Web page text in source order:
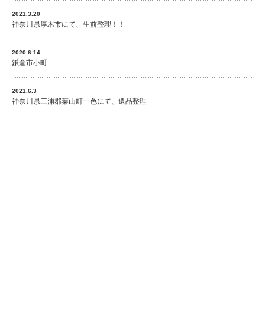
2021.3.20
神奈川県厚木市にて、生前整理！！
2020.6.14
鎌倉市小町
2021.6.3
神奈川県三浦郡葉山町一色にて、遺品整理